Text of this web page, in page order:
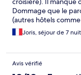
Dommage que le
(autres hôtels
chaise longue
les fourmis dans la
infestés de ces
nuit. Heureusement,
Joris, séjour de 7
Avis vérifié